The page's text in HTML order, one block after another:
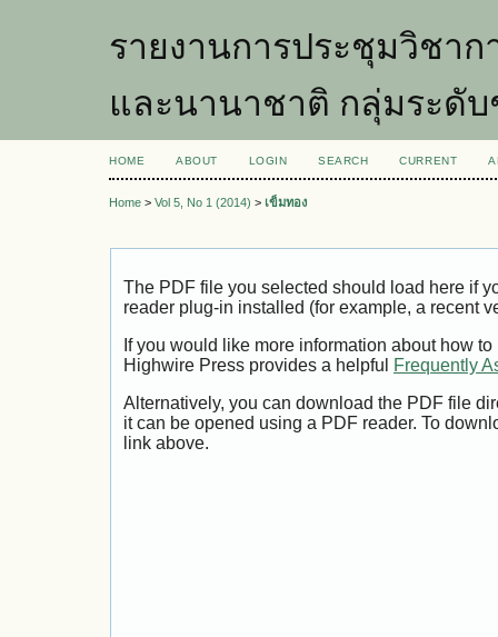
รายงานการประชุมวิชา
และนานาชาติ กลุ่มระดั
HOME ABOUT LOGIN SEARCH CURRENT
Home > Vol 5, No 1 (2014) > เข็มทอง
The PDF file you selected should load here if
reader plug-in installed (for example, a recent
If you would like more information about how
Highwire Press provides a helpful
Frequently
Alternatively, you can download the PDF file
it can be opened using a PDF reader. To
link above.